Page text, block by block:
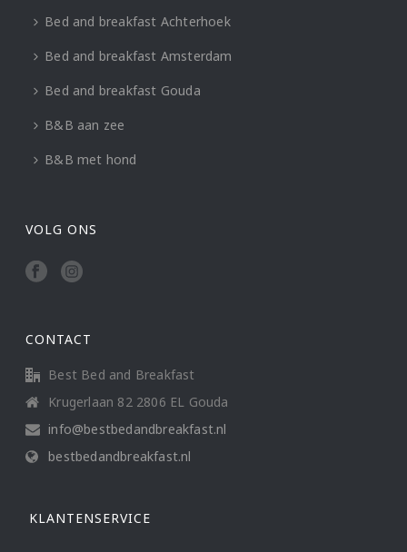
Bed and breakfast Achterhoek
Bed and breakfast Amsterdam
Bed and breakfast Gouda
B&B aan zee
B&B met hond
VOLG ONS
CONTACT
Best Bed and Breakfast
Krugerlaan 82 2806 EL Gouda
info@bestbedandbreakfast.nl
bestbedandbreakfast.nl
KLANTENSERVICE